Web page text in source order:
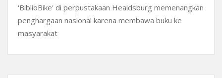
'BiblioBike' di perpustakaan Healdsburg memenangkan
penghargaan nasional karena membawa buku ke
masyarakat